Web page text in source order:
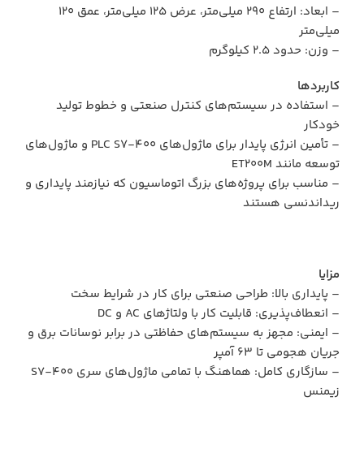
– ابعاد: ارتفاع 290 میلی‌متر، عرض 125 میلی‌متر، عمق 120
میلی‌متر
– وزن: حدود 2.5 کیلوگرم
کاربردها
– استفاده در سیستم‌های کنترل صنعتی و خطوط تولید
خودکار
– تأمین انرژی پایدار برای ماژول‌های PLC S7-400 و ماژول‌های
توسعه مانند ET200M
– مناسب برای پروژه‌های بزرگ اتوماسیون که نیازمند پایداری و
ریداندنسی هستند
مزایا
– پایداری بالا: طراحی صنعتی برای کار در شرایط سخت
– انعطاف‌پذیری: قابلیت کار با ولتاژهای AC و DC
– ایمنی: مجهز به سیستم‌های حفاظتی در برابر نوسانات برق و
جریان هجومی تا 63 آمپر
– سازگاری کامل: هماهنگ با تمامی ماژول‌های سری S7-400
زیمنس